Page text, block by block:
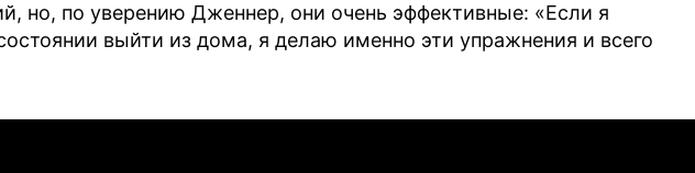
но, по уверению Дженнер, они очень эффективные: «Если я
выйти из дома, я делаю именно эти упражнения и всего